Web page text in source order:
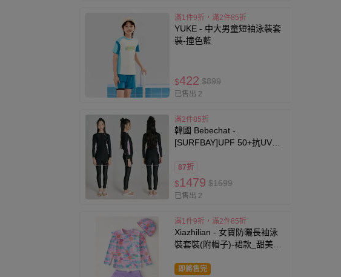
滿1件9折，滿2件85折
YUKE - 中大男童短袖泳裝套
裝-撞色藍
$422 $899
已售出 2
滿2件85折
韓國 Bebechat -
[SURFBAY]UPF 50+抗UV三
胸墊X長褲)-黑X淺粉紫
87折
$1479 $1699
已售出 2
滿1件9折，滿2件85折
Xiazhilian - 女寶防曬長袖泳
裝套裝(附帽子)-裙款_甜美花
即將售完